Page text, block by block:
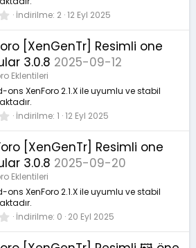
0
0
0
y
ı
d
ı
z
İndirilme 2 12 Eyl 2025
[XenGenTr] Resimli one
3.0.8 2025-09-12
Eklentileri
ons XenForo 2.1.X ile uyumlu ve stabil
0
0
0
y
ı
d
ı
z
İndirilme 1 12 Eyl 2025
[XenGenTr] Resimli one
3.0.8 2025-09-20
Eklentileri
ons XenForo 2.1.X ile uyumlu ve stabil
0
0
0
İndirilme 0 20 Eyl 2025